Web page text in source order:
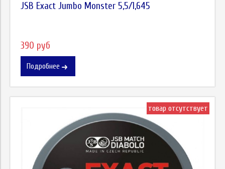
JSB Exact Jumbo Monster 5,5/1,645
390 руб
Подробнее
товар отсутствует